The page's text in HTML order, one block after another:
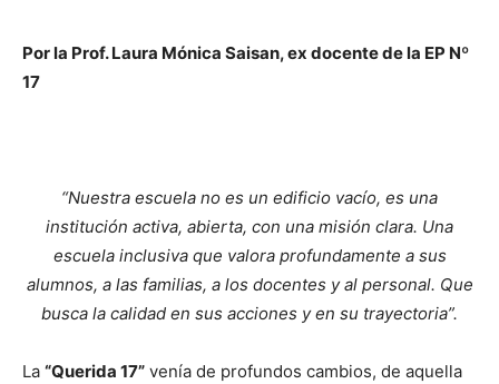
Por la Prof. Laura Mónica Saisan, ex docente de la EP Nº
17
“Nuestra escuela no es un edificio vacío, es una
institución activa, abierta, con una misión clara. Una
escuela inclusiva que valora profundamente a sus
alumnos, a las familias, a los docentes y al personal. Que
busca la calidad en sus acciones y en su trayectoria”.
La “Querida 17” venía de profundos cambios, de aquella